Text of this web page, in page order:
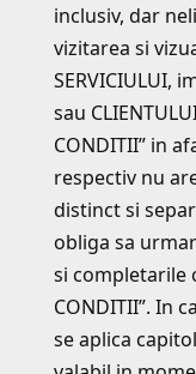
inclusiv, dar
vizitarea si
SERVICIULUI,
sau
CONDITII” in
respectiv nu
distinct si
obliga sa
si completarile
CONDITII”. In
se aplica